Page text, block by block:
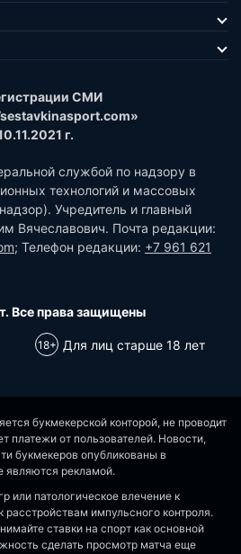
СМИ
г.
службой по надзору в
технологий и массовых
Учредитель и главный
Вячеславович. Почта редакции:
; Телефон редакции: +7 961 621
Все права защищены
Для лиц старше 18 лет
букмекерской конторой, не проводит
платежи от пользователей. Новости,
букмекеров опубликованы в
являются рекламой.
или патологическое влечение к
расстройствам импульсного контроля.
ставки на спорт как основной
сделать просмотр матча еще